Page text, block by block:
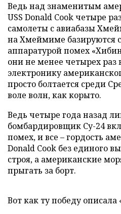
Ведь над знаменитым
USS Donald Cook четыре
самолеты с авиабазы
на Хмеймиме базируются
аппаратурой помех
они не менее четырех
электронику
просто болтается среди
воле волн, как корыто.
Ведь четыре года назад
бомбардировщик Су-24
помех, и все – гордость
Donald Cook без единого
строя, а американские
прыгать за борт.
Вот как ту победу описала